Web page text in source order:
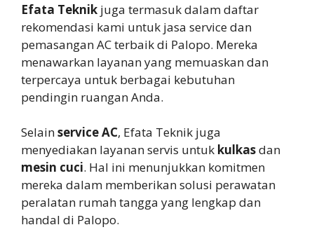
Efata Teknik juga termasuk dalam daftar
rekomendasi kami untuk jasa service dan
pemasangan AC terbaik di Palopo. Mereka
menawarkan layanan yang memuaskan dan
terpercaya untuk berbagai kebutuhan
pendingin ruangan Anda.
Selainservice AC, Efata Teknik juga
menyediakan layanan servis untuk kulkasdan
mesin cuci. Hal ini menunjukkan komitmen
mereka dalam memberikan solusi perawatan
peralatan rumah tangga yang lengkap dan
handal di Palopo.